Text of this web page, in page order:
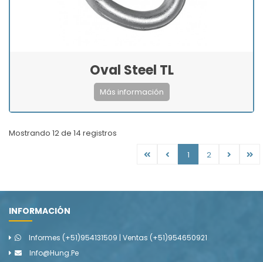
Oval Steel TL
Más información
Mostrando 12de 14 registros
1
2
INFORMACIÓN
Informes (+51)954131509 | Ventas (+51)954650921
Info@hung.pe